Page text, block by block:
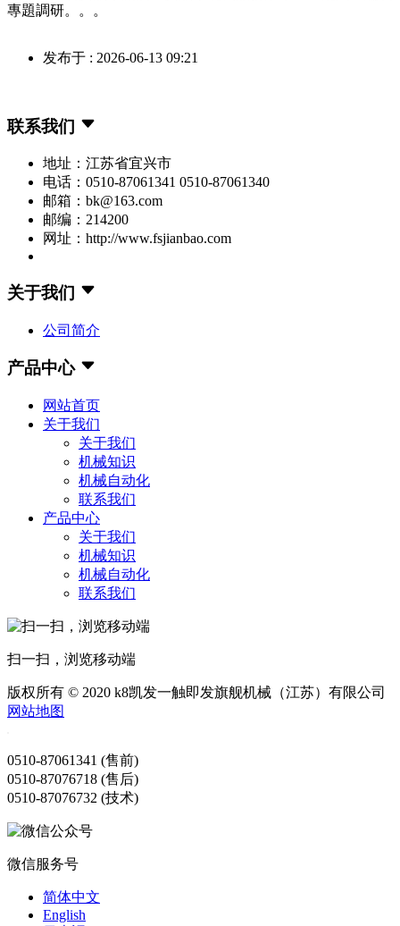
專題調研。。。
发布于 : 2026-06-13 09:21
联系我们
地址：江苏省宜兴市
电话：0510-87061341 0510-87061340
邮箱：bk@163.com
邮编：214200
网址：http://www.fsjianbao.com
关于我们
公司简介
产品中心
网站首页
关于我们
关于我们
机械知识
机械自动化
联系我们
产品中心
关于我们
机械知识
机械自动化
联系我们
扫一扫，浏览移动端
版权所有 © 2020 k8凯发一触即发旗舰机械（江苏）有限公司
网站地图
0510-87061341 (售前)
0510-87076718 (售后)
0510-87076732 (技术)
微信服务号
简体中文
English